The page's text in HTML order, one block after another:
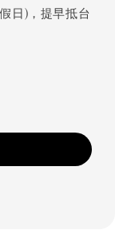
日)，提早抵台